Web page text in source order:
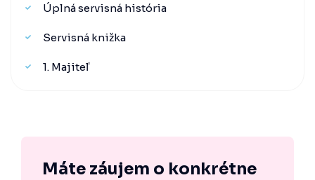
Úplná servisná história
Servisná knižka
1. Majiteľ
Máte záujem o konkrétne